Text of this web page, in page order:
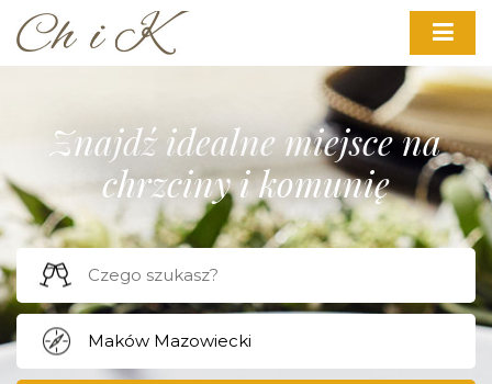
Znajdź idealne miejsce na
chrzciny i komunię